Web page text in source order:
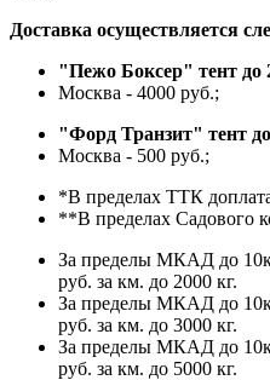
Доставка осуществляется
"Пежо Боксер" тент до
Москва - 4000 руб.;
"Форд Транзит" тент до
Москва - 500 руб.;
*В пределах ТТК
**В пределах Садового
За пределы МКАД до
руб. за км. до 2000 кг.
За пределы МКАД до
руб. за км. до 3000 кг.
За пределы МКАД до
руб. за км. до 5000 кг.